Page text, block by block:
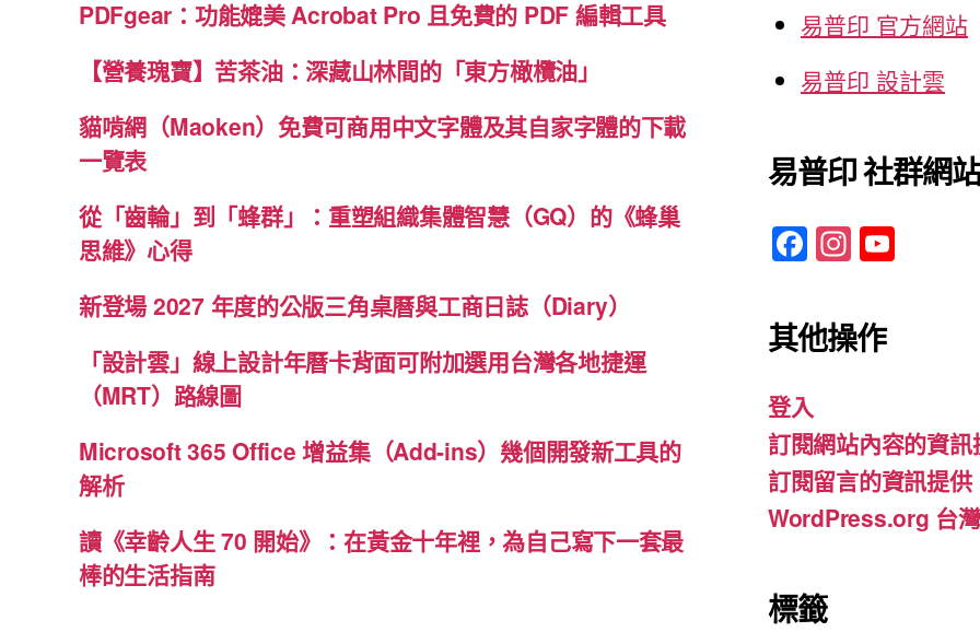
PDFgear：功能媲美 Acrobat Pro 且免費的 PDF 編輯工具
【營養瑰寶】苦茶油：深藏山林間的「東方橄欖油」
貓啃網（Maoken）免費可商用中文字體及其自家字體的下載
一覽表
從「齒輪」到「蜂群」：重塑組織集體智慧（GQ）的《蜂巢
思維》心得
新登場 2027 年度的公版三角桌曆與工商日誌（Diary）
「設計雲」線上設計年曆卡背面可附加選用台灣各地捷運
（MRT）路線圖
Microsoft 365 Office 增益集（Add-ins）幾個開發新工具的
解析
讀《幸齡人生 70 開始》：在黃金十年裡，為自己寫下一套最
棒的生活指南
易普印 官方網站
易普印 設計雲
易普印 社群網站
F
a
c
e
o
o
k
In
st
a
gr
m b
e
其他操作
登入
訂閱網站內容的資訊
訂閱留言的資訊提供
WordPress.org 台
標籤